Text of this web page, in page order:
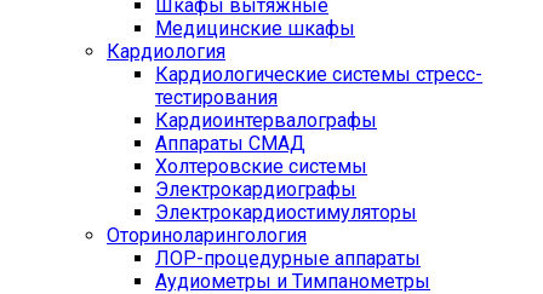
Шкафы вытяжные
Медицинские шкафы
Кардиология
Кардиологические системы стресс-
тестирования
Кардиоинтервалографы
Аппараты СМАД
Холтеровские системы
Электрокардиографы
Электрокардиостимуляторы
Оториноларингология
ЛОР-процедурные аппараты
Аудиометры и Тимпанометры